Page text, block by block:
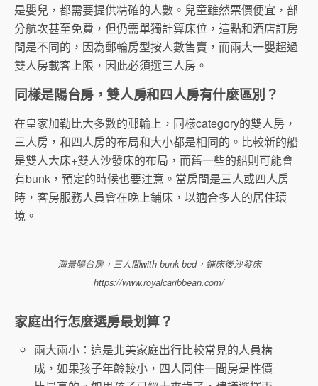
是嬰兒，都需要提供精確的人數。兒童雖然票價便宜，部
分航次甚至免費，但仍需單獨計算床位，這點和酒店訂房
間是不同的，因為郵輪房型按人數售賣，而兩大一嬰超過
雙人房載客上限，因此必須選三人房。
同樣是陽台房，雙人房和四人房有什麼區別？
在皇家加勒比大多數的郵輪上，同樣category的雙人房，
三人房，和四人房的布局和大小都是相同的。比較新的船
是雙人大床+雙人沙發床的布局，而舊一些的船則可能會
有bunk，預定的時候也要注意。當房間是三人或四人房
時，客房服務人員會在晚上鋪床，以適合多人的居住環
境。
海景陽台房，三人間with bunk bed，鋪床後沙發床
https://www.royalcaribbean.com/
家庭出行怎麼選房最划算？
兩大兩小：這是北美家庭出行比較常見的人員構
成，如果孩子年齡較小，四人同住一間房是性價